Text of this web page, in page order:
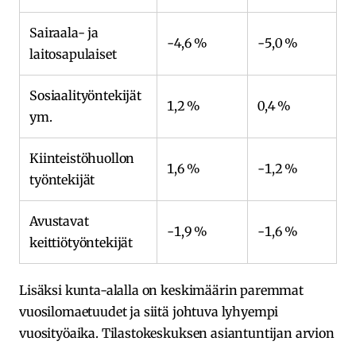
Sairaala- ja
laitosapulaiset
-4,6 % -5,0 %
Sosiaalityöntekijät
ym.
1,2 % 0,4 %
Kiinteistöhuollon
työntekijät
1,6 % -1,2 %
Avustavat
keittiötyöntekijät
-1,9 % -1,6 %
Lisäksi kunta-alalla on keskimäärin paremmat
vuosilomaetuudet ja siitä johtuva lyhyempi
vuosityöaika. Tilastokeskuksen asiantuntijan arvion